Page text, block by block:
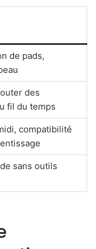
de pads,
des
fil du temps
compatibilité
sans outils